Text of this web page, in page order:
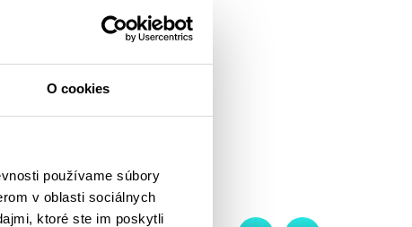
O cookies
používame súbory
v oblasti sociálnych
ktoré ste im poskytli